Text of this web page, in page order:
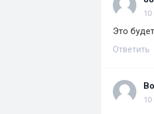
10
Это
Ответить
10